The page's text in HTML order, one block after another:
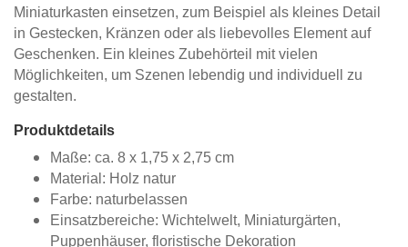
Miniaturkasten einsetzen, zum Beispiel als kleines Detail
in Gestecken, Kränzen oder als liebevolles Element auf
Geschenken. Ein kleines Zubehörteil mit vielen
Möglichkeiten, um Szenen lebendig und individuell zu
gestalten.
Produktdetails
Maße: ca. 8 x 1,75 x 2,75 cm
Material: Holz natur
Farbe: naturbelassen
Einsatzbereiche: Wichtelwelt, Miniaturgärten,
Puppenhäuser, floristische Dekoration